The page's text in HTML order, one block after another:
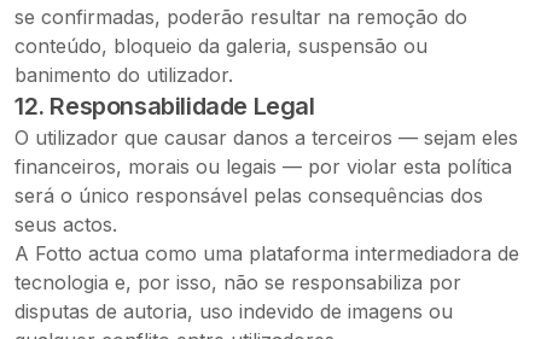
se confirmadas, poderão resultar na remoção do
conteúdo, bloqueio da galeria, suspensão ou
banimento do utilizador.
12. Responsabilidade Legal
O utilizador que causar danos a terceiros — sejam eles
financeiros, morais ou legais — por violar esta política
será o único responsável pelas consequências dos
seus actos.
A Fotto actua como uma plataforma intermediadora de
tecnologia e, por isso, não se responsabiliza por
disputas de autoria, uso indevido de imagens ou